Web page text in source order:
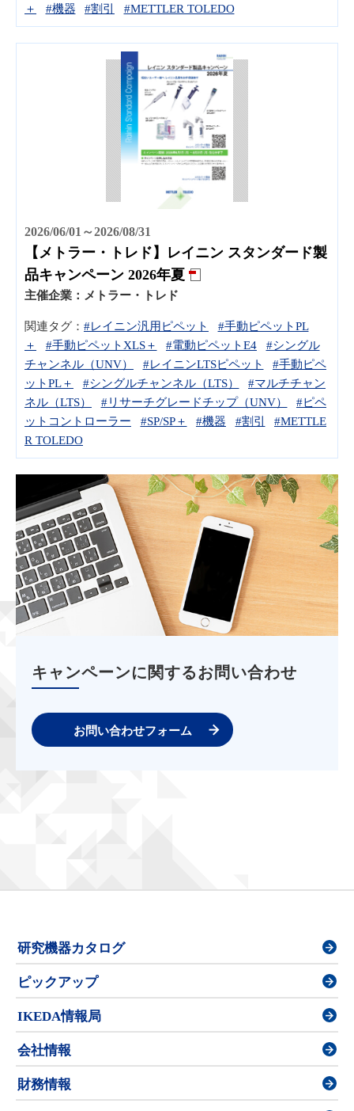
＋
#機器 #割引 #METTLER TOLEDO
2026/06/01～2026/08/31
【メトラー・トレド】レイニン スタンダード製
品キャンペーン 2026年夏
主催企業： メトラー・トレド
関連タグ： #レイニン汎用ピペット
#手動ピペットPL
＋
#手動ピペットXLS＋ #電動ピペットE4
#シングル
チャンネル（UNV）
#レイニンLTSピペット
#手動ピペ
ットPL＋
#シングルチャンネル（LTS）
#マルチチャン
ネル（LTS）
#リサーチグレードチップ（UNV）
#ピペ
ットコントローラー
#SP/SP＋ #機器 #割引
#METTLE
R TOLEDO
キャンペーンに関するお問い合わせ
お問い合わせフォーム
研究機器カタログ
ピックアップ
IKEDA情報局
会社情報
財務情報